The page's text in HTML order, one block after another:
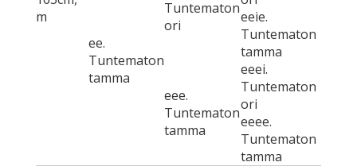
m
ee.
Tuntematon
tamma
Tuntematon
ori
eeie.
Tuntematon
tamma
eee.
Tuntematon
tamma
eeei.
Tuntematon
ori
eeee.
Tuntematon
tamma